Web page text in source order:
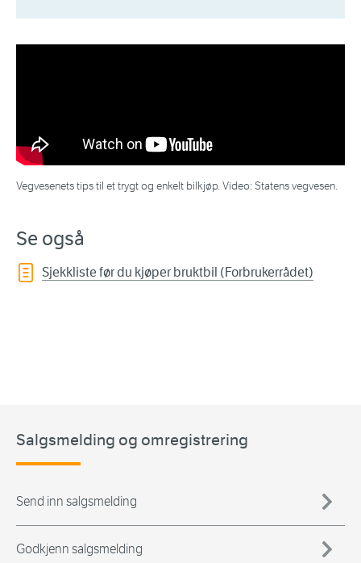
Vegvesenets tips til et trygt og enkelt bilkjøp. Video: Statens vegvesen.
Se også
Sjekkliste før du kjøper bruktbil (Forbrukerrådet)
Salgsmelding og omregistrering
Send inn salgsmelding
Godkjenn salgsmelding